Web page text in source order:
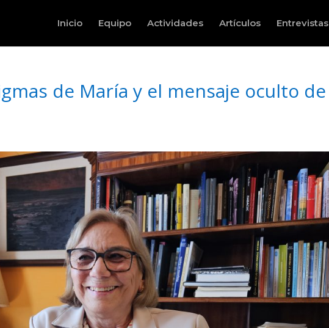
Inicio Equipo Actividades Artículos Entrevistas
de María y el mensaje oculto de